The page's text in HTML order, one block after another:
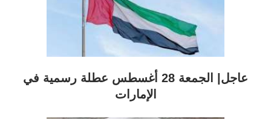
عاجل| الجمعة 28 أغسطس عطلة رسمية في
الإمارات